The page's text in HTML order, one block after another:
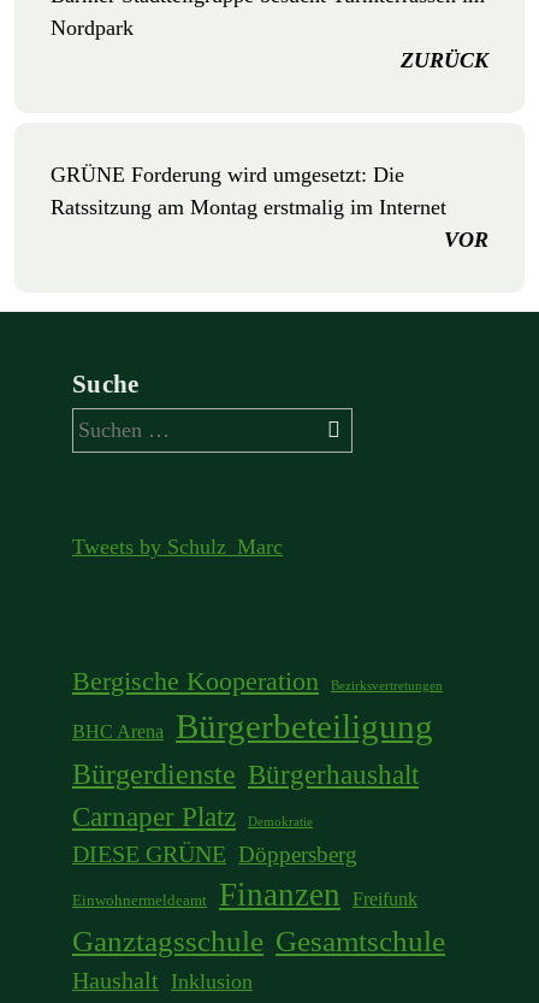
Nordpark
ZURÜCK
GRÜNE Forderung wird umgesetzt: Die
Ratssitzung am Montag erstmalig im Internet
VOR
Suche
Suchen
nach:
Tweets by Schulz_Marc
Bergische Kooperation Bezirksvertretungen
BHC Arena Bürgerbeteiligung
Bürgerdienste Bürgerhaushalt
Carnaper Platz
Demokratie
DIESE GRÜNE Döppersberg
Einwohnermeldeamt Finanzen Freifunk
Ganztagsschule Gesamtschule
Haushalt Inklusion